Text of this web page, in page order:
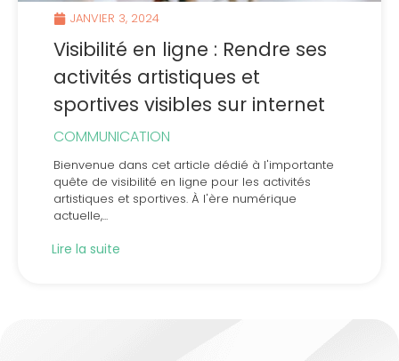
JANVIER 3, 2024
Visibilité en ligne : Rendre ses
activités artistiques et
sportives visibles sur internet
COMMUNICATION
Bienvenue dans cet article dédié à l'importante
quête de visibilité en ligne pour les activités
artistiques et sportives. À l'ère numérique
actuelle,...
Lire la suite